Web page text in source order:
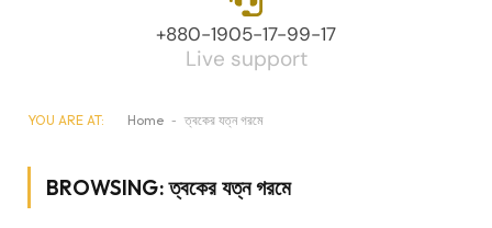
+880-1905-17-99-17
Live support
YOU ARE AT: Home - ত্বকের যত্ন গরমে
BROWSING:ত্বকের যত্ন গরমে